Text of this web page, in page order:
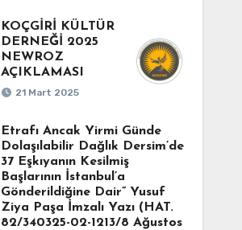
KOÇGİRİ KÜLTÜR
DERNEĞİ 2025
NEWROZ
AÇIKLAMASI
21 Mart 2025
Etrafı Ancak Yirmi Günde
Dolaşılabilir Dağlık Dersim’de
37 Eşkıyanın Kesilmiş
Başlarının İstanbul’a
Gönderildiğine Dair” Yusuf
Ziya Paşa İmzalı Yazı (HAT.
82/340325-02-1213/8 Ağustos